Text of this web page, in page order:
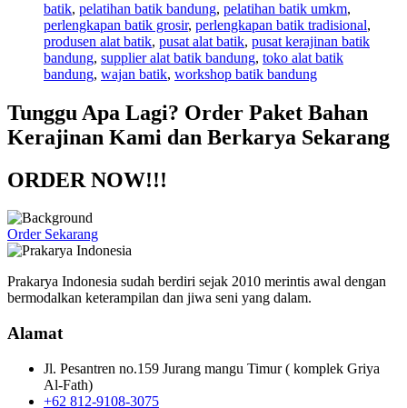
batik, pelatihan batik bandung, pelatihan batik umkm,
perlengkapan batik grosir, perlengkapan batik tradisional,
produsen alat batik, pusat alat batik, pusat kerajinan batik
bandung, supplier alat batik bandung, toko alat batik
bandung, wajan batik, workshop batik bandung
Tunggu Apa Lagi? Order Paket Bahan
Kerajinan Kami dan Berkarya Sekarang
ORDER NOW!!!
Order Sekarang
Prakarya Indonesia sudah berdiri sejak 2010 merintis awal dengan
bermodalkan keterampilan dan jiwa seni yang dalam.
Alamat
Jl. Pesantren no.159 Jurang mangu Timur ( komplek Griya
Al-Fath)
+62 812-9108-3075